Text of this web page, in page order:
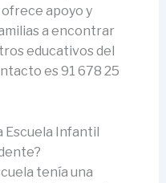
ofrece apoyo y
a encontrar
educativos del
es 91 678 25
Escuela Infantil
tenía una